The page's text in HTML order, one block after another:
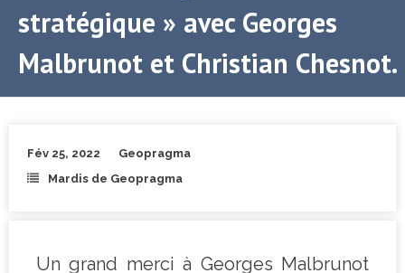
stratégique » avec Georges
Malbrunot et Christian Chesnot.
Fév 25, 2022
Geopragma
Mardis de Geopragma
Un grand merci à Georges Malbrunot